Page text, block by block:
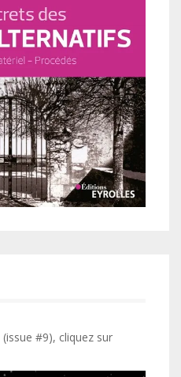
#9), cliquez sur